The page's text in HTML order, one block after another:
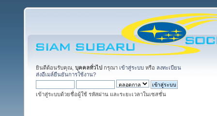
ยินดีต้อนรับคุณ, บุคคลทั่วไป กรุณา เข้าสู่ระบบ หรือ ลงทะเบียน
ส่งอีเมล์ยืนยันการใช้งาน?
เข้าสู่ระบบด้วยชื่อผู้ใช้ รหัสผ่าน และระยะเวลาในเซสชั่น